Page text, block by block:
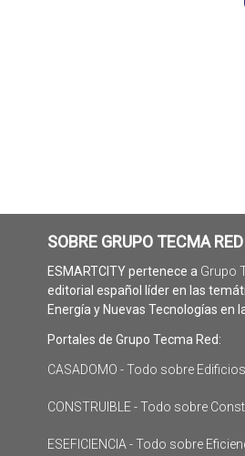
SOBRE GRUPO TECMA RED
ESMARTCITY pertenece a Grupo
editorial español líder en las
Energía y Nuevas Tecnologías en
Portales de Grupo Tecma Red:
CASADOMO - Todo sobre
CONSTRUIBLE - Todo sobre
ESEFICIENCIA - Todo sobre